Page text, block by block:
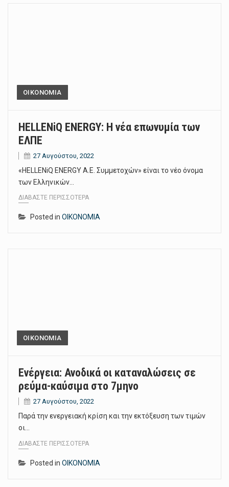
ΟΙΚΟΝΟΜΙΑ
HELLENiQ ENERGY: Η νέα επωνυμία των
ΕΛΠΕ
27 Αυγούστου, 2022
«HELLENiQ ENERGY A.E. Συμμετοχών» είναι το νέο όνομα
των Ελληνικών…
ΔΙΑΒΆΣΤΕ ΠΕΡΙΣΣΌΤΕΡΑ
Posted in ΟΙΚΟΝΟΜΙΑ
ΟΙΚΟΝΟΜΙΑ
Ενέργεια: Ανοδικά οι καταναλώσεις σε
ρεύμα-καύσιμα στο 7μηνο
27 Αυγούστου, 2022
Παρά την ενεργειακή κρίση και την εκτόξευση των τιμών
οι…
ΔΙΑΒΆΣΤΕ ΠΕΡΙΣΣΌΤΕΡΑ
Posted in ΟΙΚΟΝΟΜΙΑ